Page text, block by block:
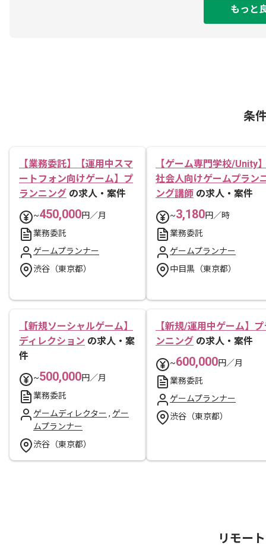
もっと
条
【業務委託】【運用中スマ
ートフォン向けゲーム】プ
ランニング の求人・案件
~450,000円／月
業務委託
ゲームプランナー
渋谷（東京都）
【ゲーム専門学校/Unity
社会人向けゲームプラン
ング講師 の求人・案件
~3,180円／時
業務委託
ゲームプランナー
中目黒（東京都）
【新規ソーシャルゲーム】
ディレクション の求人・案
件
~500,000円／月
業務委託
ゲームディレクター , ゲー
ムプランナー
渋谷（東京都）
【新規/運用中ゲーム】プ
ンニング の求人・案件
~600,000円／月
業務委託
ゲームプランナー
渋谷（東京都）
リモー